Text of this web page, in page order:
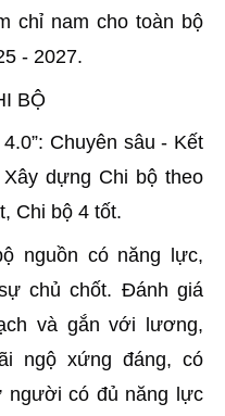
chỉ nam cho toàn bộ
- 2027.
BỘ
Chuyên sâu - Kết
dựng Chi bộ theo
Chi bộ 4 tốt.
nguồn có năng lực,
chủ chốt. Đánh giá
và gắn với lương,
ngộ xứng đáng, có
người có đủ năng lực